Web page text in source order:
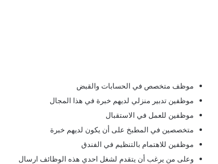
موظف متخصص في الحسابات والقبض
موظفين تدبير منزلي لديهم خبرة في هذا المجال
موظفين للعمل في الاستقبال
متخصصين في المطبخ على أن يكون لديهم خبرة
موظفين للاهتمام بالتنظيم في الفندق
وعلى من يرغب أن يتقدم لشغل احدي هذه الوظائف ارسال